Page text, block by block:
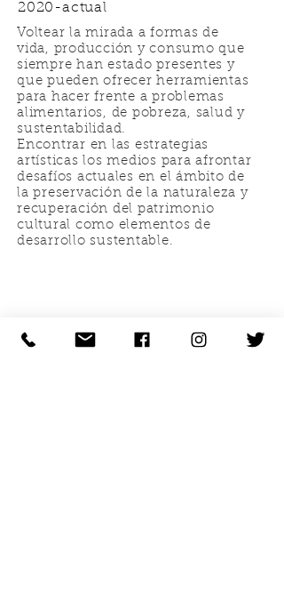
2020-actual
Voltear la mirada a formas de
vida, producción y consumo que
siempre han estado presentes y
que pueden ofrecer herramientas
para hacer frente a problemas
alimentarios, de pobreza, salud y
sustentabilidad.
Encontrar en las estrategias
artísticas los medios para afrontar
desafíos actuales en el ámbito de
la preservación de la naturaleza y
recuperación del patrimonio
cultural como elementos de
desarrollo sustentable.
FUNDACIÓN